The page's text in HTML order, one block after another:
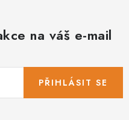
na váš e-mail
PŘIHLÁSIT SE